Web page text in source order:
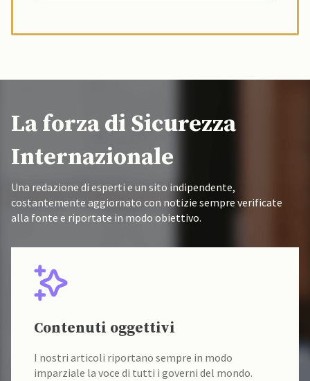
La forza di Sicurezza
Internazionale
Una redazione di esperti e un sito indipendente,
costantemente aggiornato con notizie sempre verificate
alla fonte e riportate in modo obiettivo.
Contenuti oggettivi
I nostri articoli riportano sempre in modo
imparziale la voce di tutti i governi del mondo.